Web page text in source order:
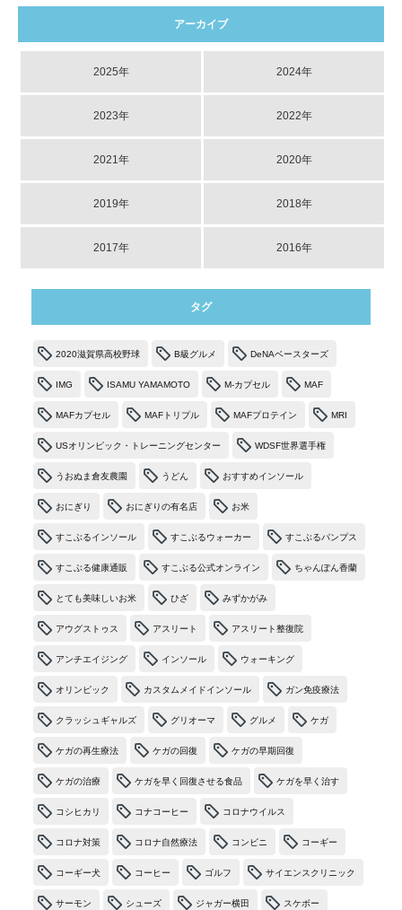
アーカイブ
2025年 2024年
2023年 2022年
2021年 2020年
2019年 2018年
2017年 2016年
タグ
2020滋賀県高校野球 B級グルメ DeNAベースターズ
IMG ISAMU YAMAMOTO M-カプセル MAF
MAFカプセル MAFトリプル MAFプロテイン MRI
USオリンピック・トレーニングセンター WDSF世界選手権
うおぬま倉友農園 うどん おすすめインソール
おにぎり おにぎりの有名店 お米
すこぶるインソール すこぶるウォーカー すこぶるパンプス
すこぶる健康通販 すこぶる公式オンライン ちゃんぽん香蘭
とても美味しいお米 ひざ みずかがみ
アウグストゥス アスリート アスリート整復院
アンチエイジング インソール ウォーキング
オリンピック カスタムメイドインソール ガン免疫療法
クラッシュギャルズ グリオーマ グルメ ケガ
ケガの再生療法 ケガの回復 ケガの早期回復
ケガの治療 ケガを早く回復させる食品 ケガを早く治す
コシヒカリ コナコーヒー コロナウイルス
コロナ対策 コロナ自然療法 コンビニ コーギー
コーギー犬 コーヒー ゴルフ サイエンスクリニック
サーモン シューズ ジャガー横田 スケボー